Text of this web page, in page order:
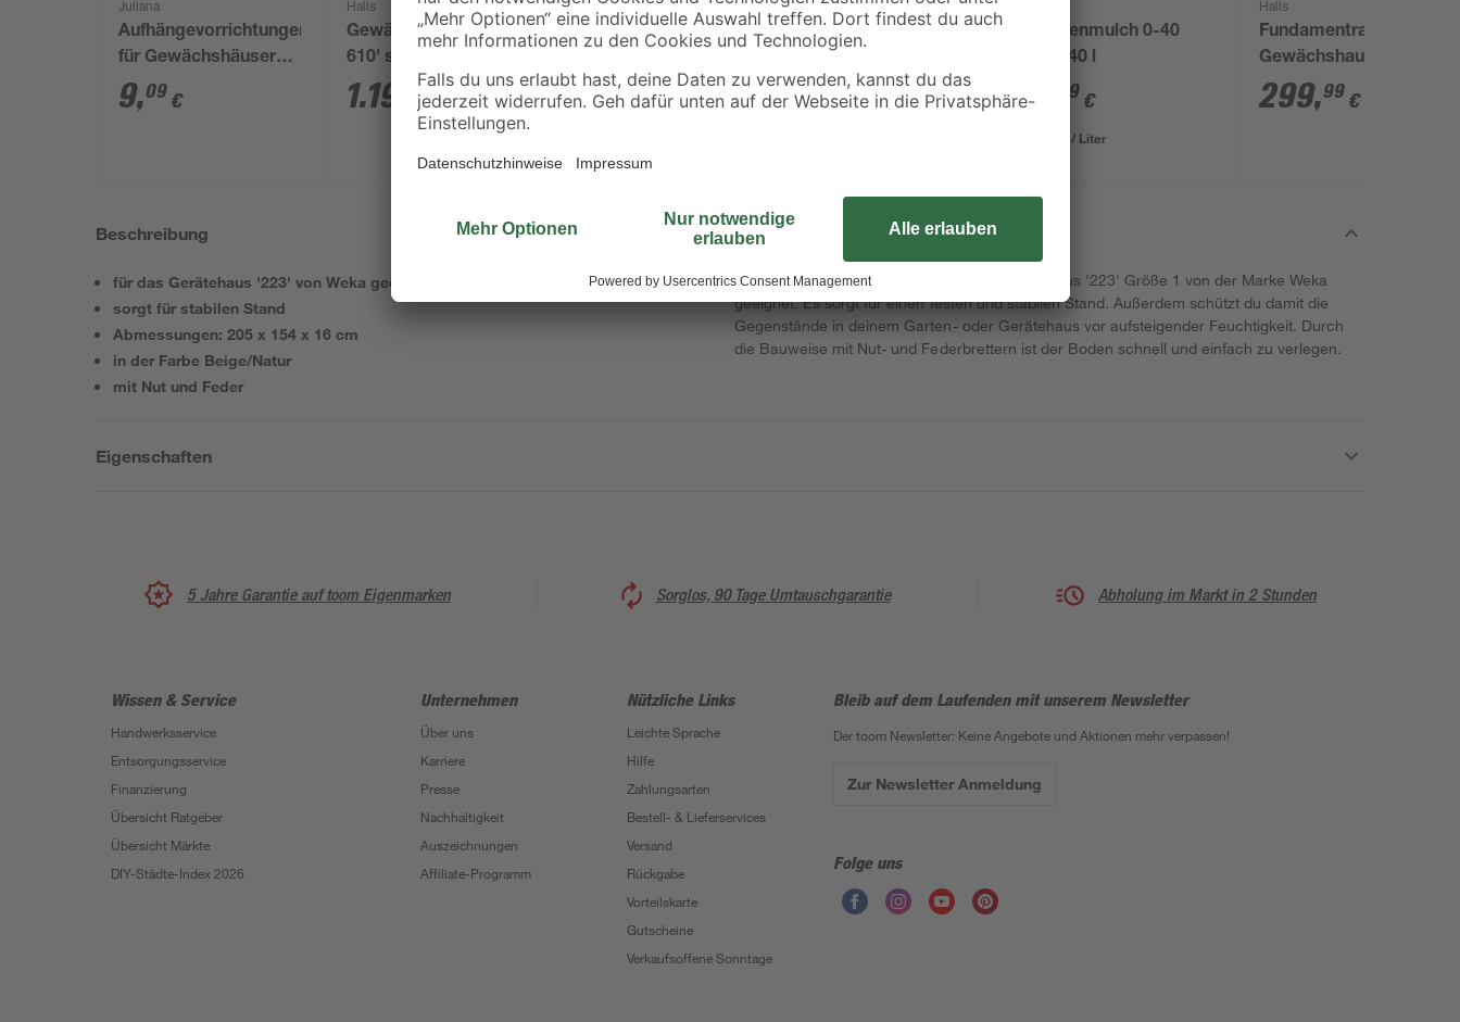
Juliana
Aufhängevorrichtungen
für Gewächshäuser
schwarz 20 Stück
9,09 €
Halls
Gewächshaus 'Qube
610' schwarz 188,8 x
312,6 cm mit 3 mm
Sicherheitsglas
1.199 ,00 €
toom
Wühlmausgitter für
6,92 €/ m²
toom
Spielsand beige 0-2
2,99 € 3,29 €
Rindenmulch 0-40
mm 40 l
3 99 €
0,10 € / Liter
Halls
Fundamentrahmen für
Gewächshaus 'Qube
610' 6,4 m²
299,99 €
Beschreibung
für das Gerätehaus '223' von Weka geeignet
sorgt für stabilen Stand
Abmessungen: 205 x 154 x 16 cm
in der Farbe Beige/Natur
mit Nut und Feder
Dieser naturfarbene Boden ist für das Gerätehaus '223' Größe 1 von der Marke Weka
geeignet. Es sorgt für einen festen und stabilen Stand. Außerdem schützt du damit die
Gegenstände in deinem Garten- oder Gerätehaus vor aufsteigender Feuchtigkeit. Durch
die Bauweise mit Nut- und Federbrettern ist der Boden schnell und einfach zu verlegen.
Eigenschaften
5 Jahre Garantie auf toom Eigenmarken Sorglos, 90 Tage Umtauschgarantie Abholung im Markt in 2 Stunden
Wissen & Service
Handwerksservice
Entsorgungsservice
Finanzierung
Übersicht Ratgeber
Übersicht Märkte
DIY-Städte-Index 2026
Unternehmen
Über uns
Karriere
Presse
Nachhaltigkeit
Auszeichnungen
Affiliate-Programm
Nützliche Links
Leichte Sprache
Hilfe
Zahlungsarten
Bestell- & Lieferservices
Versand
Rückgabe
Vorteilskarte
Gutscheine
Verkaufsoffene Sonntage
Bleib auf dem Laufenden mit unserem Newsletter
Der toom Newsletter: Keine Angebote und Aktionen mehr verpassen!
Zur Newsletter Anmeldung
Folge uns